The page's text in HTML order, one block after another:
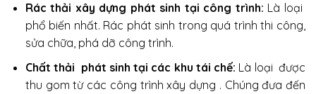
Rác thải xây dựng phát sinh tại công trình: Là loại
phổ biến nhất. Rác phát sinh trong quá trình thi công,
sửa chữa, phá dỡ công trình.
Chất thải phát sinh tại các khu tái chế: Là loại được
thu gom từ các công trình xây dựng . Chúng đưa đến